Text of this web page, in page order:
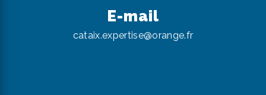
E-mail
cataix.expertise@orange.fr